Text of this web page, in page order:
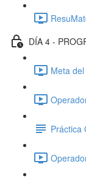
DÍA 4 -
Meta
Práctica